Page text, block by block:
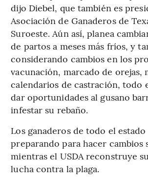
dijo Diebel, que también es
Asociación de Ganaderos de
Suroeste. Aún así, planea
de partos a meses más fríos, y
considerando cambios en los
vacunación, marcado de orejas,
calendarios de castración, todo
dar oportunidades al gusano
infestar su rebaño.
Los ganaderos de todo el estado
preparando para hacer cambios
mientras el USDA reconstruye
lucha contra la plaga.